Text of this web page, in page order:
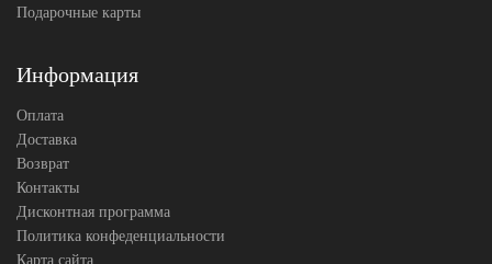
Подарочные карты
Информация
Оплата
Доставка
Возврат
Контакты
Дисконтная программа
Политика конфеденциальности
Карта сайта